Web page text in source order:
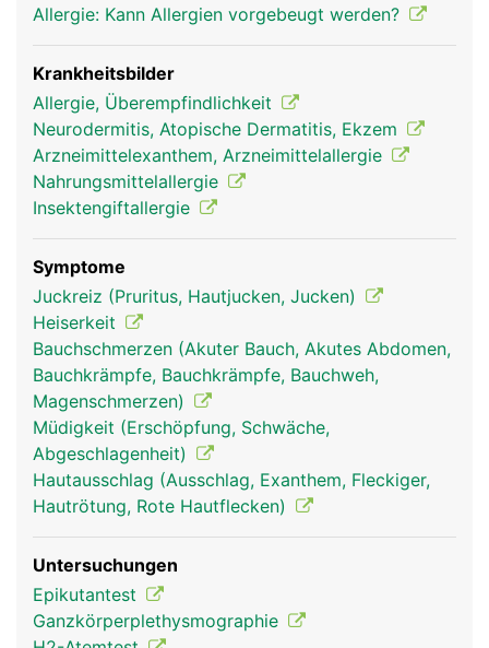
Allergie: Kann Allergien vorgebeugt werden?
Krankheitsbilder
Allergie, Überempfindlichkeit
Neurodermitis, Atopische Dermatitis, Ekzem
Arzneimittelexanthem, Arzneimittelallergie
Nahrungsmittelallergie
Insektengiftallergie
Symptome
Juckreiz (Pruritus, Hautjucken, Jucken)
Heiserkeit
Bauchschmerzen (Akuter Bauch, Akutes Abdomen,
Bauchkrämpfe, Bauchkrämpfe, Bauchweh,
Magenschmerzen)
Müdigkeit (Erschöpfung, Schwäche,
Abgeschlagenheit)
Hautausschlag (Ausschlag, Exanthem, Fleckiger,
Hautrötung, Rote Hautflecken)
Untersuchungen
Epikutantest
Ganzkörperplethysmographie